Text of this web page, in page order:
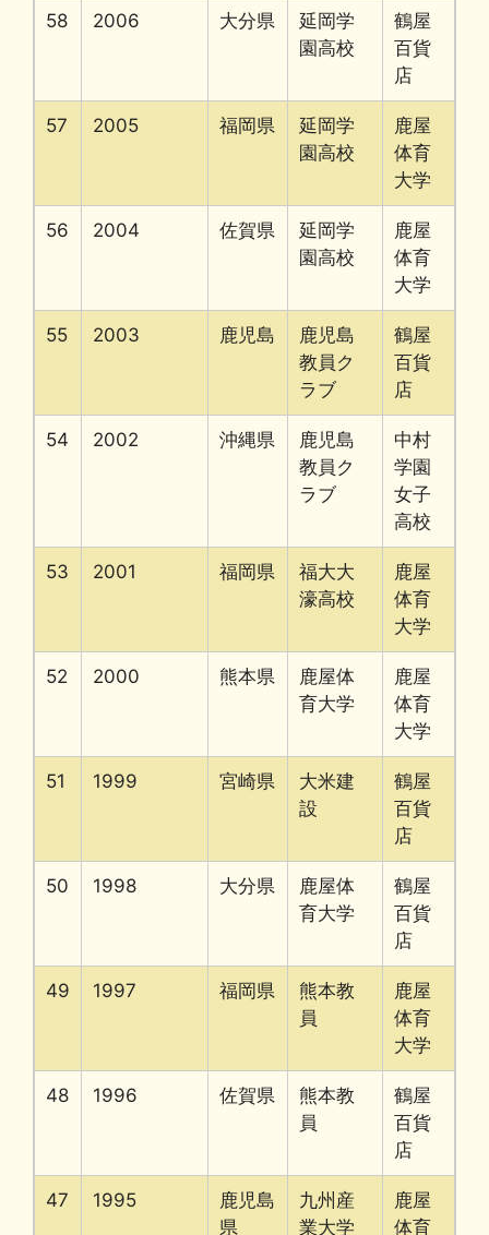
58 2006 大分県
延岡学
園高校
鶴屋
百貨
店
57 2005 福岡県
延岡学
園高校
鹿屋
体育
大学
56 2004 佐賀県
延岡学
園高校
鹿屋
体育
大学
55 2003 鹿児島
鹿児島
教員ク
ラブ
鶴屋
百貨
店
54 2002 沖縄県
鹿児島
教員ク
ラブ
中村
学園
女子
高校
53 2001 福岡県
福大大
濠高校
鹿屋
体育
大学
52 2000 熊本県
鹿屋体
育大学
鹿屋
体育
大学
51 1999 宮崎県
大米建
設
鶴屋
百貨
店
50 1998 大分県
鹿屋体
育大学
鶴屋
百貨
店
49 1997 福岡県
熊本教
員
鹿屋
体育
大学
48 1996 佐賀県
熊本教
員
鶴屋
百貨
店
47 1995
鹿児島
県
九州産
業大学
鹿屋
体育